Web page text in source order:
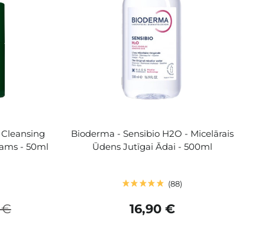
- 50ml
€
Bioderma - Sensibio H2O - Micelārais
Ūdens Jutīgai Ādai - 500ml
88
16,90 €